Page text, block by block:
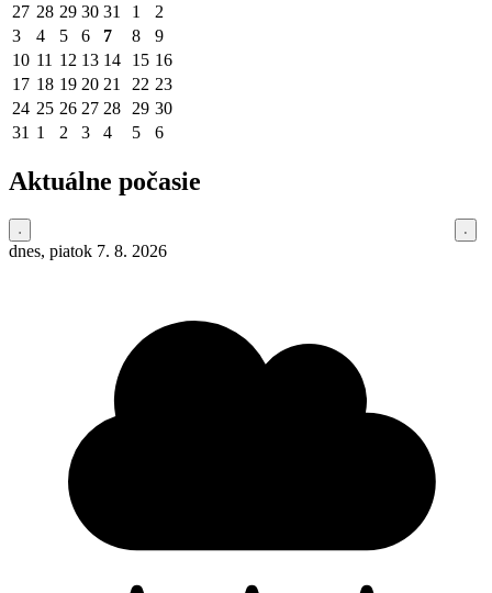
27 28 29 30 31 1
2
3
4 5 6 7 8
9
10 11 12 13 14 15 16
17 18 19 20 21 22 23
24 25 26 27 28 29 30
31 1 2 3 4 5 6
Aktuálne počasie
dnes, piatok 7. 8. 2026